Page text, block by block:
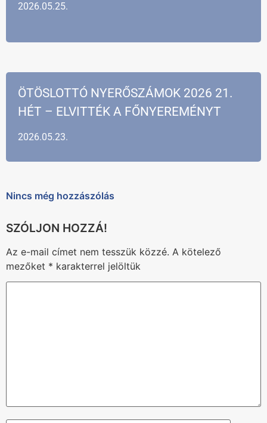
2026.05.25.
2026.05.23.
ÖTÖSLOTTÓ NYERŐSZÁMOK 2026 21.
HÉT – ELVITTÉK A FŐNYEREMÉNYT
Nincs még hozzászólás
Az e-mail címet nem tesszük közzé. A kötelező
mezőket * karakterrel jelöltük